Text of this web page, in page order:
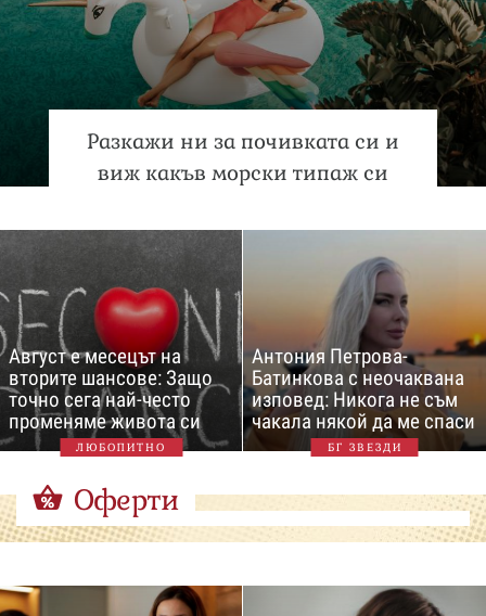
Разкажи ни за почивката си и
виж какъв морски типаж си
Август е месецът на
вторите шансове: Защо
точно сега най-често
променяме живота си
ЛЮБОПИТНО
Антония Петрова-
Батинкова с неочаквана
изповед: Никога не съм
чакала някой да ме спаси
БГ ЗВЕЗДИ
Оферти